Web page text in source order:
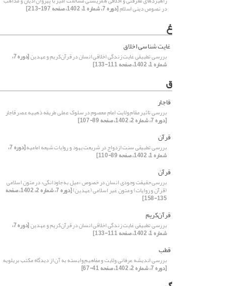
در نصوص دینی اسلام[دوره 7، شماره 1، 1402، صفحه 197-213]
غ
غایت شناسی اخلاق
بررسی تطبیقی غایت ‌زندگی اخلاقی انسان در قرآن‌کریم و عهدین [دوره 7،
شماره 1، 1402، صفحه 111-133]
ق
قاجار
بررسی تاثیر مقام ولایت امام معصوم در سلوک عملی طریقه ذهبیه عصر قاجار
[دوره 7، شماره 2، 1402، صفحه 89-107]
قرآن
بررسی تطبیقی سنت ازدواج در شریعت یهود و روایات شیعه امامیه [دوره 7،
شماره 1، 1402، صفحه 89-110]
قرآن
بررسی حقیقت وجودی انسان در خصوص «میل به جاودانگی» در متون اسلامی
(قرآن و روایات) و متون غیر اسلامی (عهدین) [دوره 7، شماره 2، 1402، صفحه
135-158]
قرآن‌کریم
بررسی تطبیقی غایت ‌زندگی اخلاقی انسان در قرآن‌کریم و عهدین [دوره 7،
شماره 1، 1402، صفحه 111-133]
قطب
بررسی اندیشه عرفانی ولایت و مفاهیم وابسته به آن از دیدگاه مکتب بریلویه
[دوره 7، شماره 2، 1402، صفحه 41-67]